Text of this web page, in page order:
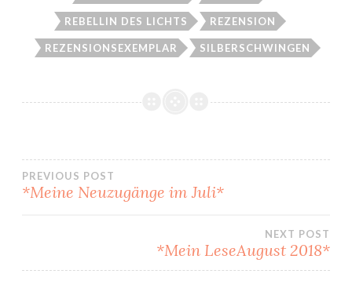
REBELLIN DES LICHTS REZENSION
REZENSIONSEXEMPLAR SILBERSCHWINGEN
Beitragsnavigation
PREVIOUS POST
*Meine Neuzugänge im Juli*
NEXT POST
*Mein LeseAugust 2018*